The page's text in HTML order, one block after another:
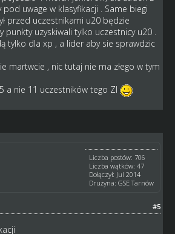
uwage w klasyfikacji . Same biegi
przed uczestnikami u20 będzie
punkty uzyskiwali tylko uczestnicy u20 .
tylko dla xp , a lider aby sie sprawdzic
martwcie , nic tutaj nie ma złego w tym
a nie 11 uczestników tego ZI
Liczba postów: 706
Liczba wątków: 47
Dołączył: Jul 2014
Drużyna: GSE Tarnów
#5